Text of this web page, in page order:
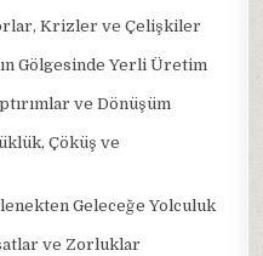
Krizler ve Çelişkiler
Gölgesinde Yerli Üretim
ve Dönüşüm
Çöküş ve
Geleceğe Yolculuk
ve Zorluklar